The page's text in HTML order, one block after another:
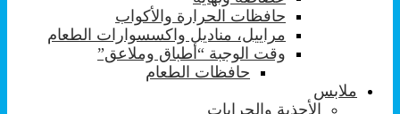
حافظات الحرارة والأكواب
مراييل، مناديل واكسسوارات الطعام
وقت الوجبة “أطباق وملاعق”
حافظات الطعام
ملابس
الأحذية والجرابات